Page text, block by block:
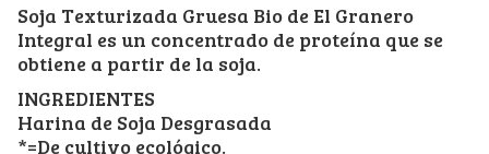
Soja Texturizada Gruesa Bio de El Granero
Integral es un concentrado de proteína que se
obtiene a partir de la soja.
INGREDIENTES
Harina de Soja Desgrasada
*=De cultivo ecológico.